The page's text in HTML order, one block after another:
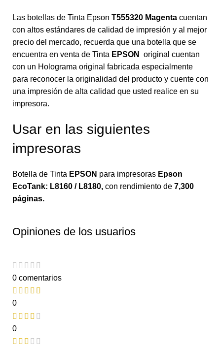
Las botellas de Tinta Epson T555320 Magenta cuentan
con altos estándares de calidad de impresión y al mejor
precio del mercado, recuerda que una botella que se
encuentra en venta de Tinta EPSON
original cuentan
con un Holograma original fabricada especialmente
para reconocer la originalidad del producto y cuente con
una impresión de alta calidad que usted realice en su
impresora.
Usar en las siguientes
impresoras
Botella de Tinta EPSON para impresoras Epson
EcoTank: L8160 / L8180, con rendimiento de 7,300
páginas.
Opiniones de los usuarios
0 comentarios
0
0